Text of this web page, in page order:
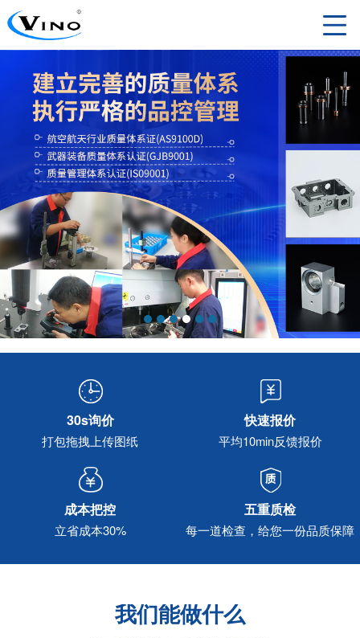
30s询价
打包拖拽上传图纸
快速报价
平均10min反馈报价
成本把控
立省成本30%
五重质检
每一道检查，给您一份品质保障
我们能做什么